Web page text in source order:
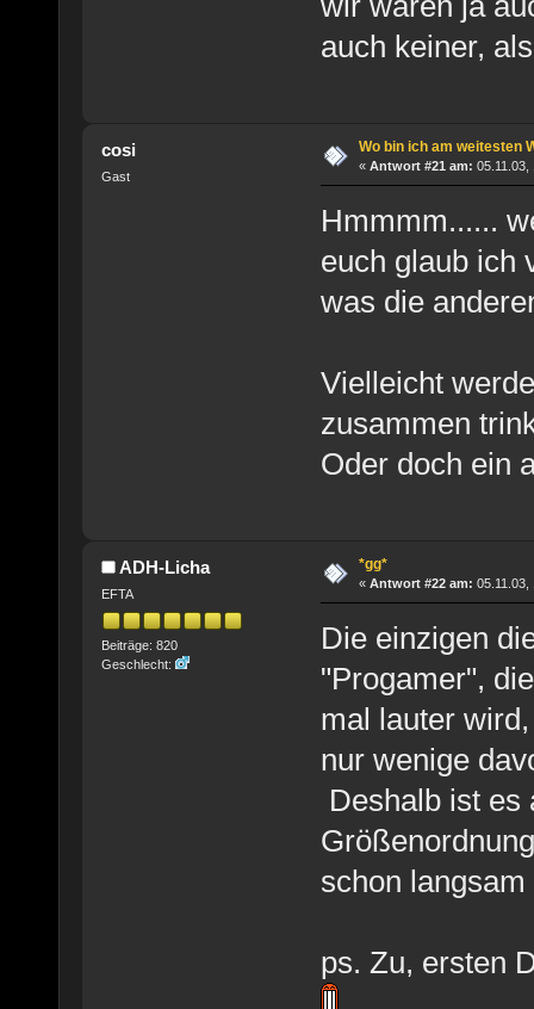
auch keiner,
cosi
Gast
Wo bin ich am weitesten
« Antwort #21 am: 05.11.03,
Hmmmm......
euch glaub ich
was die
Vielleicht
zusammen
Oder doch ein
ADH-Licha
EFTA
Beiträge: 820
Geschlecht:
*gg*
« Antwort #22 am: 05.11.03,
Die einzigen
"Progamer",
mal lauter
nur wenige
Deshalb ist es
schon
ps. Zu, ersten